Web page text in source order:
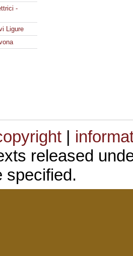
-
Ligure
|
released
specified.